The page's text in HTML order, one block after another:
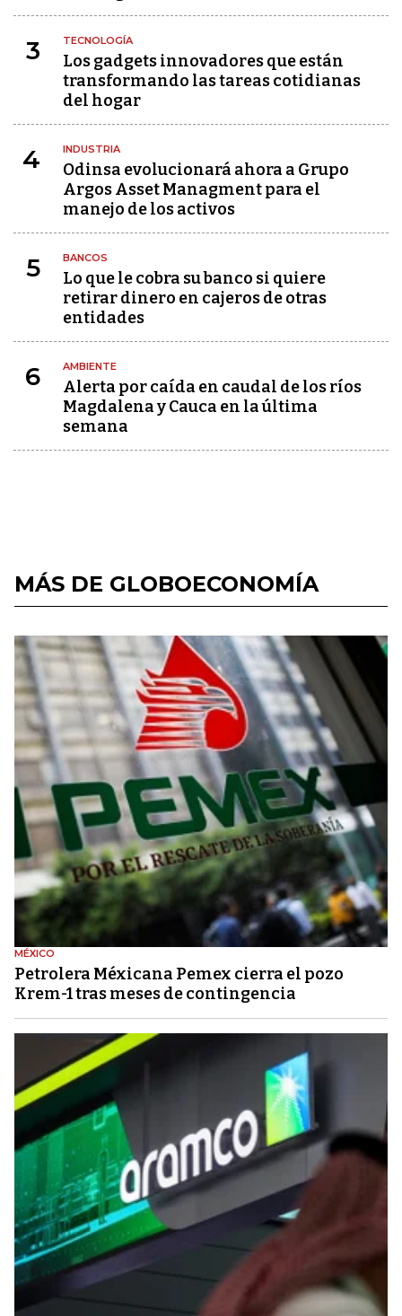
3 TECNOLOGÍA
Los gadgets innovadores que están
transformando las tareas cotidianas
del hogar
4 INDUSTRIA
Odinsa evolucionará ahora a Grupo
Argos Asset Managment para el
manejo de los activos
5 BANCOS
Lo que le cobra su banco si quiere
retirar dinero en cajeros de otras
entidades
6 AMBIENTE
Alerta por caída en caudal de los ríos
Magdalena y Cauca en la última
semana
MÁS DE GLOBOECONOMÍA
MÉXICO
Petrolera Méxicana Pemex cierra el pozo
Krem-1 tras meses de contingencia